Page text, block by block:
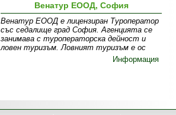
Венатур ЕООД, София
Венатур ЕООД е лицензиран Туроператор
със седалище град София. Агенцията се
занимава с туроператорска дейност и
ловен туризъм. Ловният туризъм e ос
Информация